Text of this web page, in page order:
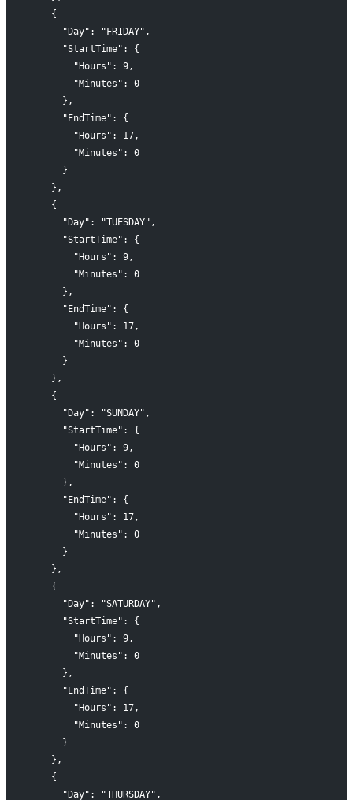
    {
      "Day": "FRIDAY",
      "StartTime": {
        "Hours": 9,
        "Minutes": 0
      },
      "EndTime": {
        "Hours": 17,
        "Minutes": 0
      }
    },
    {
      "Day": "TUESDAY",
      "StartTime": {
        "Hours": 9,
        "Minutes": 0
      },
      "EndTime": {
        "Hours": 17,
        "Minutes": 0
      }
    },
    {
      "Day": "SUNDAY",
      "StartTime": {
        "Hours": 9,
        "Minutes": 0
      },
      "EndTime": {
        "Hours": 17,
        "Minutes": 0
      }
    },
    {
      "Day": "SATURDAY",
      "StartTime": {
        "Hours": 9,
        "Minutes": 0
      },
      "EndTime": {
        "Hours": 17,
        "Minutes": 0
      }
    },
    {
      "Day": "THURSDAY",